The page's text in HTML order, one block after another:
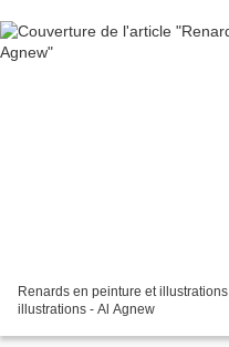
Renards en peinture et
illustrations - Al Agnew